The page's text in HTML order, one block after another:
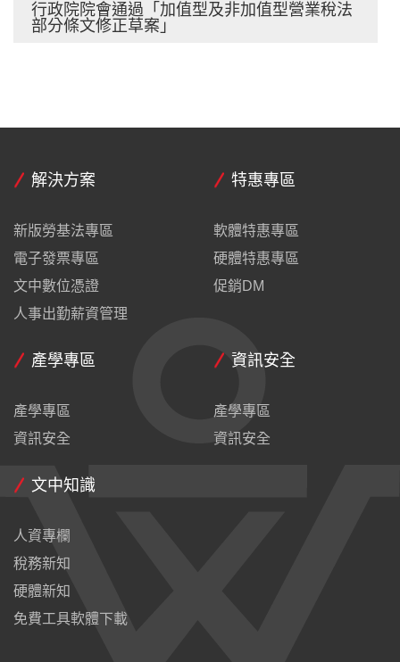
行政院院會通過「加值型及非加值型營業稅法
部分條文修正草案」
解決方案
新版勞基法專區
電子發票專區
文中數位憑證
人事出勤薪資管理
特惠專區
軟體特惠專區
硬體特惠專區
促銷DM
產學專區
產學專區
資訊安全
資訊安全
產學專區
資訊安全
文中知識
人資專欄
稅務新知
硬體新知
免費工具軟體下載